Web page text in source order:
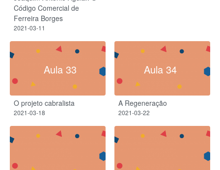
Código Comercial de
Ferreira Borges
2021-03-11
Aula 33
O projeto cabralista
2021-03-18
Aula 34
A Regeneração
2021-03-22